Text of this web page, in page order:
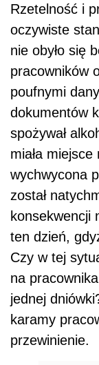
Rzetelność i
oczywiste
nie obyło się
pracowników
poufnymi
dokumentów
spożywał
miała
wychwycona
został
konsekwencji
ten dzień,
Czy w tej
na
jednej
karamy
przewinienie.